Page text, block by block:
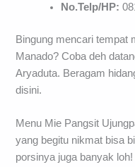
No.Telp/HP:
Bingung mencari tempat
Manado? Coba deh
Aryaduta. Beragam
disini.
Menu Mie Pangsit
yang begitu nikmat bisa
porsinya juga banyak